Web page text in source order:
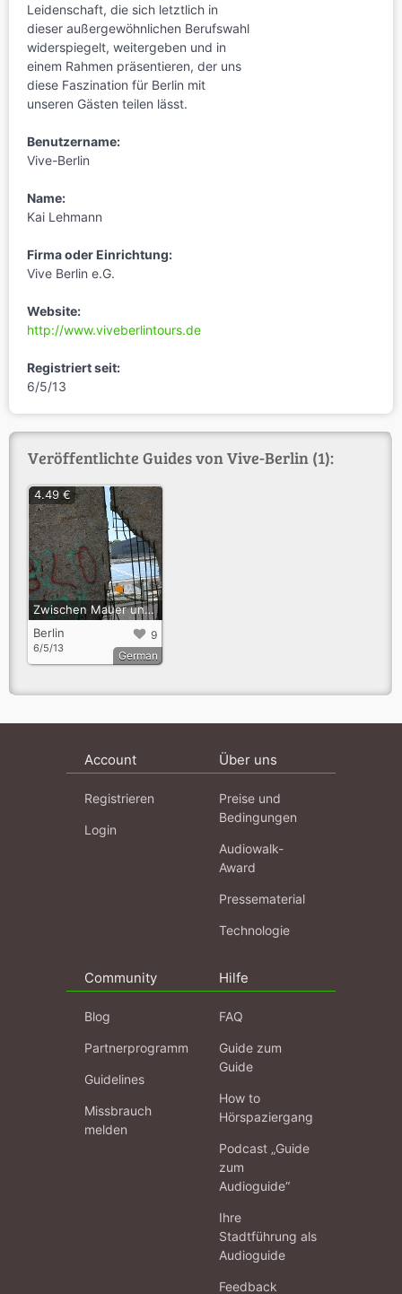
Leidenschaft, die sich letztlich in
dieser außergewöhnlichen Berufswahl
widerspiegelt, weitergeben und in
einem Rahmen präsentieren, der uns
diese Faszination für Berlin mit
unseren Gästen teilen lässt.
Benutzername:
Vive-Berlin
Name:
Kai Lehmann
Firma oder Einrichtung:
Vive Berlin e.G.
Website:
http://www.viveberlintours.de
Registriert seit:
6/5/13
Veröffentlichte Guides von Vive-Berlin (1):
Zwischen Mauer und Potsdamer Platz
9
Berlin
6/5/13
4.49 €
German
Account
Registrieren
Login
Über uns
Preise und
Bedingungen
Audiowalk-
Award
Pressematerial
Technologie
Community
Blog
Partnerprogramm
Guidelines
Missbrauch
melden
Hilfe
FAQ
Guide zum
Guide
How to
Hörspaziergang
Podcast „Guide
zum
Audioguide“
Ihre
Stadtführung als
Audioguide
Feedback